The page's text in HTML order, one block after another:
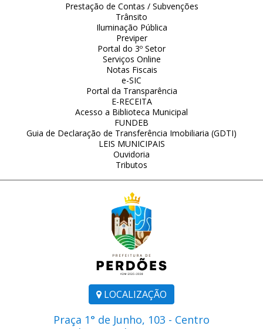
LOCALIZAÇÃO
Praça 1° de Junho, 103 - Centro
Prestação de Contas / Subvenções
Trânsito
Iluminação Pública
Previper
Portal do 3º Setor
Serviços Online
Notas Fiscais
e-SIC
Portal da Transparência
E-RECEITA
Acesso a Biblioteca Municipal
FUNDEB
Guia de Declaração de Transferência Imobiliaria (GDTI)
LEIS MUNICIPAIS
Ouvidoria
Tributos